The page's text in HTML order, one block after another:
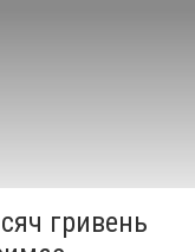
гривень